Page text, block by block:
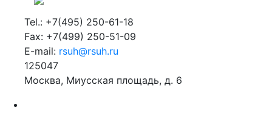
Tel.: +7(495) 250-61-18
Fax: +7(499) 250-51-09
E-mail: rsuh@rsuh.ru
125047
Москва, Миусская площадь, д. 6